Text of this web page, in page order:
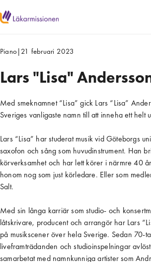
Piano| 21 februari 2023
Lars "Lisa"
Med smeknamnet “Lisa” gick Lars “Lisa”
Sveriges vanligaste namn till att inneha ett helt
Lars “Lisa” har studerat musik vid Göteborgs
saxofon och sång som huvudinstrument. Han
körverksamhet och har lett körer i närmre 40
honom nog som just körledare. Eller som
Salt.
Med sin långa karriär som studio- och
låtskrivare, producent och arrangör har Lars
på musikscener över hela Sverige. Sedan 70-
liveframträdanden och studioinspelningar
samarbetat med namnkunniga artister som